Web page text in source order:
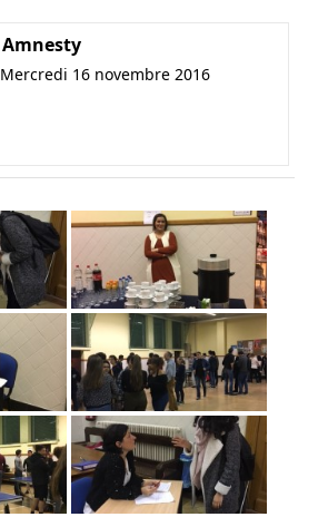
Amnesty
Mercredi 16 novembre 2016